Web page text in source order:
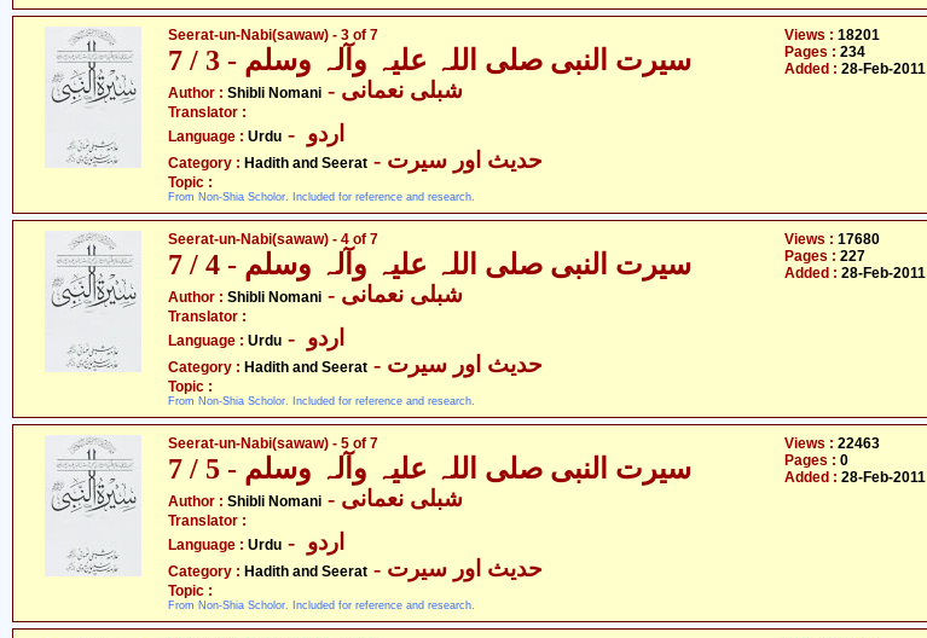
Seerat-un-Nabi(sawaw) - 3 of 7
سیرت النبی صلی اللہ علیہ وآلہ وسلم - 3 / 7
Author : Shibli Nomani - شبلی نعمانی
Translator :
Language : Urdu
Category : Hadith and Seerat - حدیث اور سیرت
Topic :
From Non-Shia Scholor. Included for reference and research.
Views : 18201
Pages : 234
Added : 28-Feb-2011
Seerat-un-Nabi(sawaw) - 4 of 7
سیرت النبی صلی اللہ علیہ وآلہ وسلم - 4 / 7
Author : Shibli Nomani - شبلی نعمانی
Translator :
Language : Urdu
Category : Hadith and Seerat - حدیث اور سیرت
Topic :
From Non-Shia Scholor. Included for reference and research.
Views : 17680
Pages : 227
Added : 28-Feb-2011
Seerat-un-Nabi(sawaw) - 5 of 7
سیرت النبی صلی اللہ علیہ وآلہ وسلم - 5 / 7
Author : Shibli Nomani - شبلی نعمانی
Translator :
Language : Urdu
Category : Hadith and Seerat - حدیث اور سیرت
Topic :
From Non-Shia Scholor. Included for reference and research.
Views : 22463
Pages : 0
Added : 28-Feb-2011